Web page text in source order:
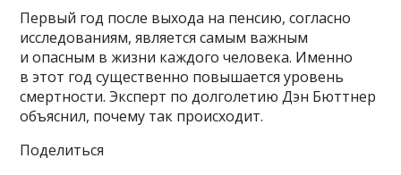
Первый год после выхода на пенсию, согласно
исследованиям, является самым важным
и опасным в жизни каждого человека. Именно
в этот год существенно повышается уровень
смертности. Эксперт по долголетию Дэн Бюттнер
объяснил, почему так происходит.
Поделиться